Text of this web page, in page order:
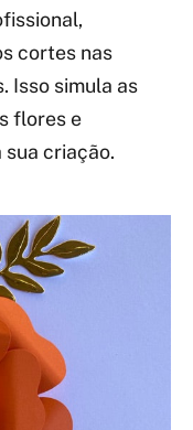
cortes nas
Isso simula as
flores e
sua criação.